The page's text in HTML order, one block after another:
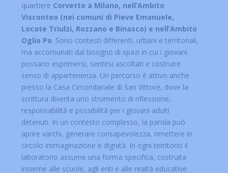
quartiere Corvetto a Milano, nell’Ambito
Visconteo (nei comuni di Pieve Emanuele,
Locate Triulzi, Rozzano e Binasco) e nell’Ambito
Oglio Po. Sono contesti differenti, urbani e territoriali,
ma accomunati dal bisogno di spazi in cui i giovani
possano esprimersi, sentirsi ascoltati e costruire
senso di appartenenza. Un percorso è attivo anche
presso la Casa Circondariale di San Vittore, dove la
scrittura diventa uno strumento di riflessione,
responsabilità e possibilità per i giovani adulti
detenuti. In un contesto complesso, la parola può
aprire varchi, generare consapevolezza, rimettere in
circolo immaginazione e dignità. In ogni territorio il
laboratorio assume una forma specifica, costruita
insieme alle scuole, agli enti e alle realtà educative